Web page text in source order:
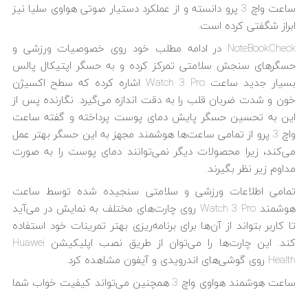
ساعت واچ 3 پرو دانسته و از عملکرد دستیار صوتی هواوی سلیا نیز
ابراز شگفتی کرده است.
NoteBookCheck در ادامه مطلب خود روی خصوصیات ورزشی و
حسگرهای سنجش سلامتی تمرکز کرده و به حسگر اپتیکال پالس
بسیار جدید ساعت Watch 3 Pro اشاره کرده که سطح اکسیژن
خون و شدت ضربان قلب را به دقت اندازه می‌گیرد. نگارنده پس از
این به تحسین حسگر پایش دمای پوست پرداخته و گفته ساعت
واچ 3 پرو از تمامی ساعت‌ها هوشمند مجهز به این حسگر بهتر عمل
می‌کند، زیرا محصولات دیگر نمی‌توانند دمای پوست را به صورت
مداوم زیر نظر بگیرند.
تمامی اطلاعات ورزشی و سلامتی سنجیده شده توسط ساعت
هوشمند Watch 3 Pro روی چارت‌های مختلف به نمایش در می‌آید
تا کاربر بتواند از آن‌ها برای برنامه‌ریزی بهتر تمرینات خود استفاده
کند. این چارت‌ها را می‌توان از طریق نصب اپلیکیشن Huawei
Health روی گوشی‌های اندرویدی و آیفون‌ مشاهده کرد.
ساعت هوشمند هواوی واچ 3 همچنین می‌تواند کیفیت خواب شما